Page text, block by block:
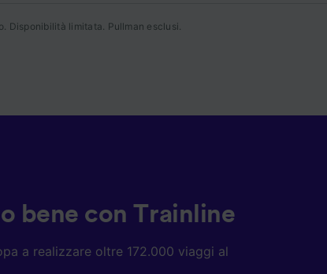
Disponibilità limitata. Pullman esclusi.
bene con Trainline
a realizzare oltre 172.000 viaggi al